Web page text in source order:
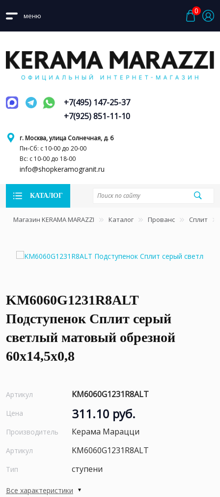
меню
0
г. Москва, улица Солнечная, д. 6
Пн-Сб: с 10-00 до 20-00
Вс: с 10-00 до 18-00
info@shopkeramogranit.ru
+7(495) 147-25-37
+7(925) 851-11-10
КАТАЛОГ
Магазин KERAMA MARAZZI Каталог Прованс Сплит
KM6060G1231R8ALT
Подступенок Сплит серый
светлый матовый обрезной
60x14,5x0,8
Артикул KM6060G1231R8ALT
Цена 311.10 руб.
Производитель Керама Марацци
Артикул KM6060G1231R8ALT
Тип ступени
Все характеристики